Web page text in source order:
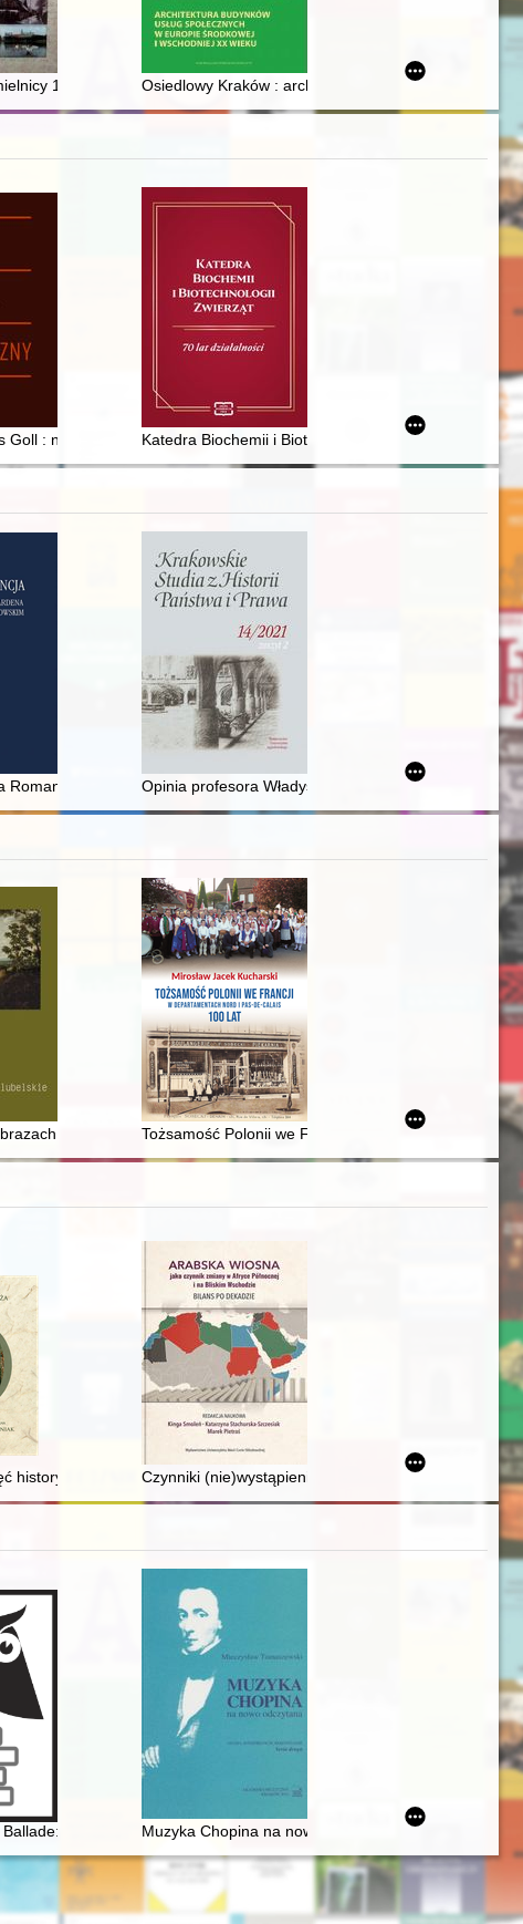
męskich pielgrzymek wielkopostnych na azorskiej Wyspie św.
1225-2025 Osiedlowy Kraków : architektura i urbanistyka w
im. Tadeusza Manteuffla PAN w Warszawie, 25-26 listopada 2024 r.)
Kompanii Zachodnioindyjskiej w Brazylii
Goll : nieznany dowódca inżynierów napoleońskiej twierdzy Gdańsk
Katedra Biochemii i Biotechnologii Zwierząt : 70 lat
brzeskiego: działania kulturotwórcze osób, społeczności i instytucji,
Romana Witolda Ingardena z Władysławem Tatarkiewiczem
Opinia profesora Władysława Woltera w sprawie
czy gwarancja demokracji?
w Polsce Przenajświętszej Matki Bożej" Wacława (Edwarda)
Tożsamość Polonii we Francji w departamentach
historyczna jako przejaw tożsamości kulturowej : grecko-bizantyjskie
Czynniki (nie)wystąpienia Arabskiej Wiosny Ludów w
i estetyczne
Op. 38 as Narrative of National Martyrdom
Muzyka Chopina na nowo odczytana